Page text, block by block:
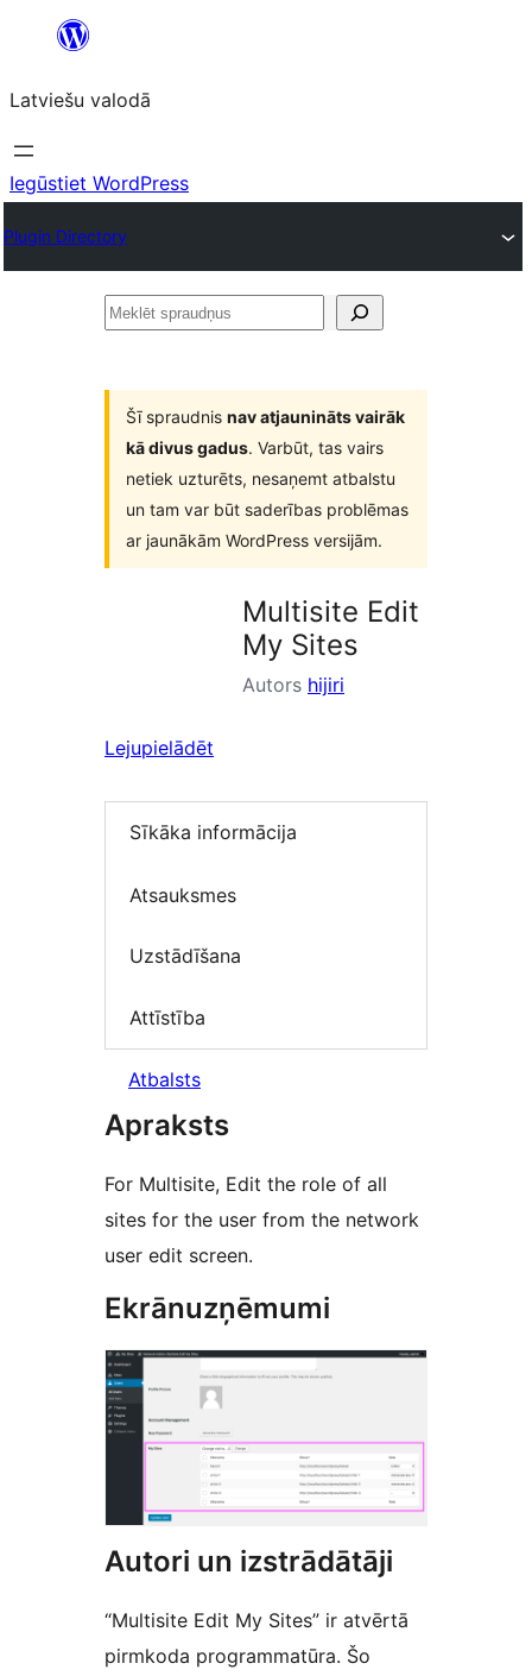
Pāriet
saturu
Latviešu valodā
Iegūstiet WordPress
Plugin Directory
Meklēt
Šī spraudnis nav atjaunināts vairāk
kā divus gadus. Varbūt, tas vairs
netiek uzturēts, nesaņemt atbalstu
un tam var būt saderības problēmas
ar jaunākām WordPress versijām.
Multisite Edit
My Sites
Autors hijiri
Lejupielādēt
Sīkāka informācija
Atsauksmes
Uzstādīšana
Attīstība
Atbalsts
Apraksts
For Multisite, Edit the role of all
sites for the user from the network
user edit screen.
Ekrānuzņēmumi
Autori un izstrādātāji
“Multisite Edit My Sites” ir atvērtā
pirmkoda programmatūra. Šo